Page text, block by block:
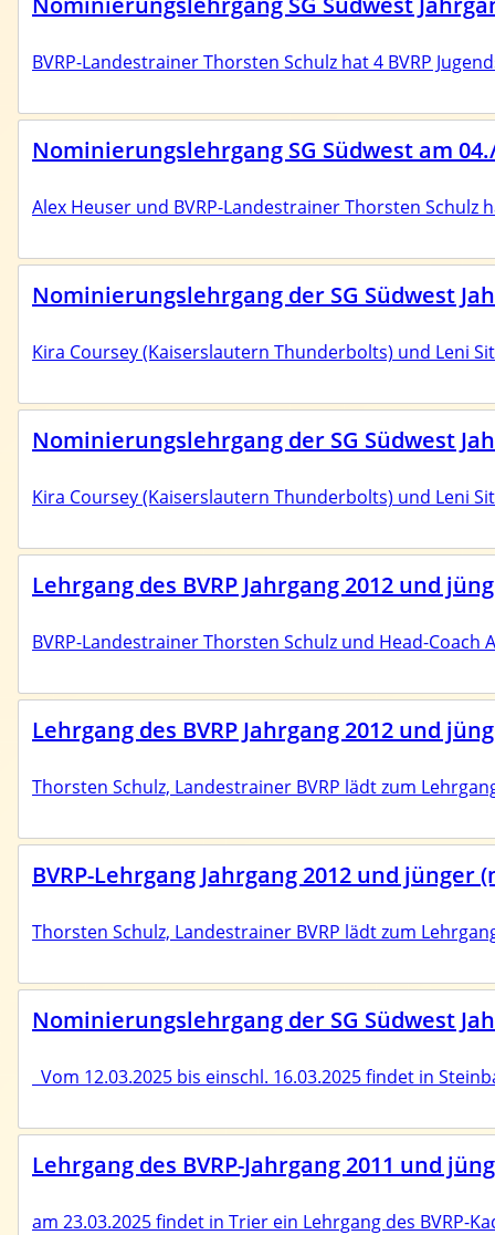
BVRP-Landestrainer Thorsten Schulz hat 4 BVRP
Nominierungslehrgang SG Südwest am
Alex Heuser und BVRP-Landestrainer Thorsten Schulz
Nominierungslehrgang der SG Südwest
Kira Coursey (Kaiserslautern Thunderbolts) und Leni
Nominierungslehrgang der SG Südwest
Kira Coursey (Kaiserslautern Thunderbolts) und Leni
Lehrgang des BVRP Jahrgang 2012 und
BVRP-Landestrainer Thorsten Schulz und Head-
Lehrgang des BVRP Jahrgang 2012 und
Thorsten Schulz, Landestrainer BVRP lädt zum
BVRP-Lehrgang Jahrgang 2012 und
Thorsten Schulz, Landestrainer BVRP lädt zum
Nominierungslehrgang der SG Südwest
Vom 12.03.2025 bis einschl. 16.03.2025 findet in
Lehrgang des BVRP-Jahrgang 2011 und
am 23.03.2025 findet in Trier ein Lehrgang des BVRP-